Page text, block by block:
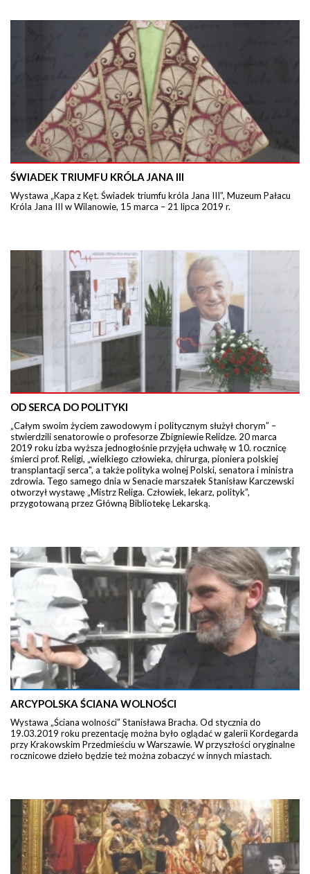
ŚWIADEK TRIUMFU KRÓLA JANA III
Wystawa „Kapa z Kęt. Świadek triumfu króla Jana III”, Muzeum Pałacu
Króla Jana III w Wilanowie, 15 marca – 21 lipca 2019 r.
OD SERCA DO POLITYKI
„Całym swoim życiem zawodowym i politycznym służył chorym” –
stwierdzili senatorowie o profesorze Zbigniewie Relidze. 20 marca
2019 roku izba wyższa jednogłośnie przyjęła uchwałę w 10. rocznicę
śmierci prof. Religi, „wielkiego człowieka, chirurga, pioniera polskiej
transplantacji serca", a także polityka wolnej Polski, senatora i ministra
zdrowia. Tego samego dnia w Senacie marszałek Stanisław Karczewski
otworzył wystawę „Mistrz Religa. Człowiek, lekarz, polityk”,
przygotowaną przez Główną Bibliotekę Lekarską.
ARCYPOLSKA ŚCIANA WOLNOŚCI
Wystawa „Ściana wolności” Stanisława Bracha. Od stycznia do
19.03.2019 roku prezentację można było oglądać w galerii Kordegarda
przy Krakowskim Przedmieściu w Warszawie. W przyszłości oryginalne
rocznicowe dzieło będzie też można zobaczyć w innych miastach.